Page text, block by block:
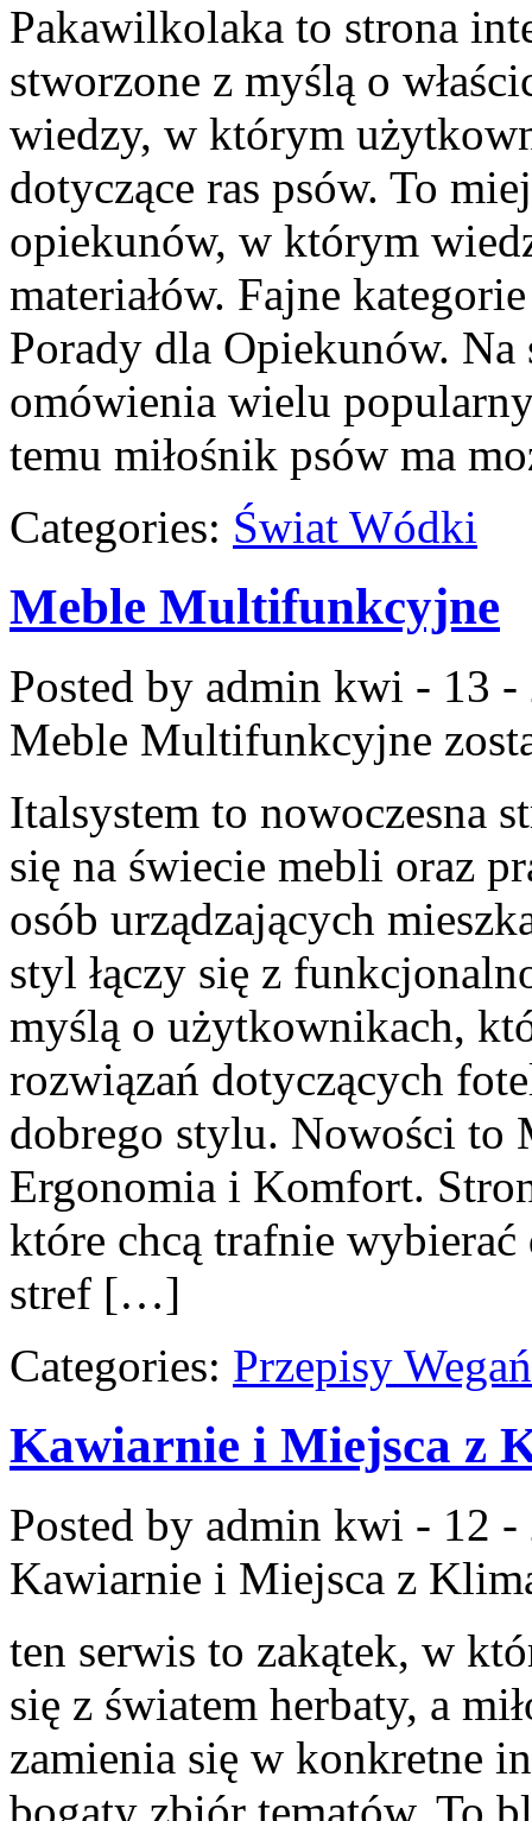
Pakawilkolaka to strona
stworzone z myślą o
wiedzy, w którym
dotyczące ras psów. To
opiekunów, w którym
materiałów. Fajne
Porady dla Opiekunów. Na
omówienia wielu
temu miłośnik psów ma
Categories: Świat Wódki
Meble Multifunkcyjne
Posted by admin kwi - 13 -
Meble Multifunkcyjne
Italsystem to nowoczesna
się na świecie mebli oraz
osób urządzających
styl łączy się z
myślą o użytkownikach,
rozwiązań dotyczących
dobrego stylu. Nowości
Ergonomia i Komfort.
które chcą trafnie
stref […]
Categories: Przepisy
Kawiarnie i Miejsca z
Posted by admin kwi - 12 -
Kawiarnie i Miejsca z
ten serwis to zakątek, w
się z światem herbaty, a
zamienia się w konkretne